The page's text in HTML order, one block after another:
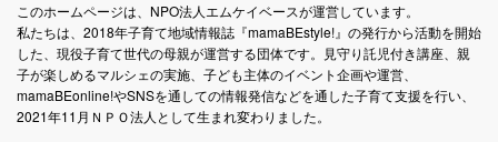
このホームページは、NPO法人エムケイベースが運営しています。
私たちは、2018年子育て地域情報誌『mamaBEstyle!』の発行から活動を開始
した、現役子育て世代の母親が運営する団体です。見守り託児付き講座、親
子が楽しめるマルシェの実施、子ども主体のイベント企画や運営、
mamaBEonline!やSNSを通しての情報発信などを通した子育て支援を行い、
2021年11月ＮＰＯ法人として生まれ変わりました。